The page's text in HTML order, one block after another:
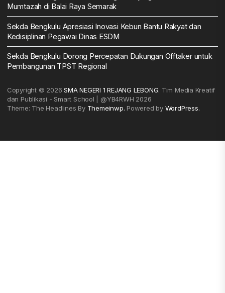
Mumtazah di Balai Raya Semarak
Sekda Bengkulu Apresiasi Inovasi Kebun Bantu Rakyat dan
Kedisiplinan Pegawai Dinas ESDM
Sekda Bengkulu Dorong Percepatan Dukungan Offtaker untuk
Pembangunan TPST Regional
Copyright © 2026SMA NEGERI 1 REJANG LEBONG. Tim Media Kreatif
dan Publikasi - Smart School | @YB4RWH 2026
Theme: The Headlines By Themeinwp. Powered by WordPress.